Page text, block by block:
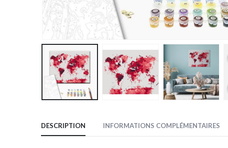
DESCRIPTION INFORMATIONS COMPLÉMENTAIRES